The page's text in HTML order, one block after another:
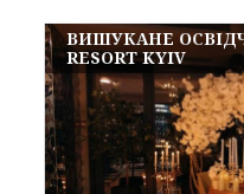
ВИШУКАНЕ
RESORT KYIV